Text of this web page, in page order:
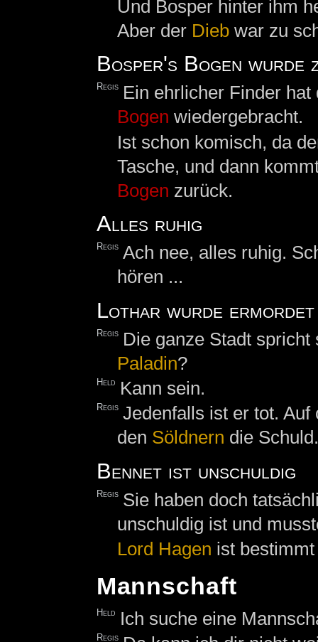
Und Bosper hinter ihm
Aber der Diebwar zu
Bosper's Bogen wurde
Regis Ein ehrlicher Finder
Bogen wiedergebracht.
Ist schon komisch, da
Tasche, und dann
Bogen zurück.
Alles ruhig
Regis Ach nee, alles ruhig.
hören ...
Lothar wurde ermordet
Regis Die ganze Stadt
Paladin?
Held Kann sein.
Regis Jedenfalls ist er tot.
den Söldnern die Schuld.
Bennet ist unschuldig
Regis Sie haben doch
unschuldig ist und
Lord Hagen ist
Mannschaft
Held Ich suche eine
Regis